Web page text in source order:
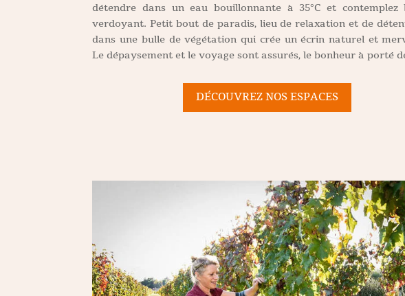
détendre dans un eau bouillonnante à 35°C et contemplez
verdoyant. Petit bout de paradis, lieu de relaxation et de
dans une bulle de végétation qui crée un écrin naturel et
Le dépaysement et le voyage sont assurés, le bonheur à porté
DÉCOUVREZ NOS ESPACES